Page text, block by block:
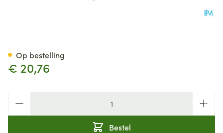
€ 20,76
Bestel
Op bestelling